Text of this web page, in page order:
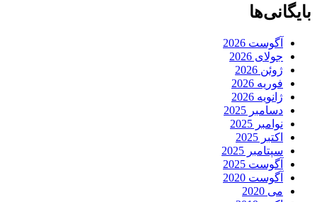
بایگانی‌ها
آگوست 2026
جولای 2026
ژوئن 2026
فوریه 2026
ژانویه 2026
دسامبر 2025
نوامبر 2025
اکتبر 2025
سپتامبر 2025
آگوست 2025
آگوست 2020
می 2020